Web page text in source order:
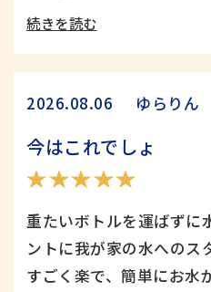
続きを読む
2026.08.06 ゆらりん
今はこれでしょ
重たいボトルを運ばずに
ントに我が家の水へのス
すごく楽で、簡単にお水